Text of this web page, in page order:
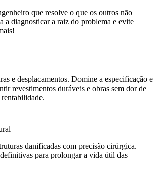
que resolve o que os outros não
a diagnosticar a raiz do problema e evite
e desplacamentos. Domine a especificação e
revestimentos duráveis e obras sem dor de
danificadas com precisão cirúrgica.
para prolongar a vida útil das